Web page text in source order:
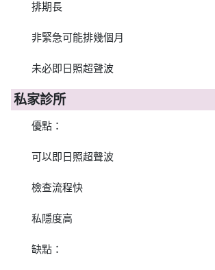
排期長
非緊急可能排幾個月
未必即日照超聲波
私家診所
優點：
可以即日照超聲波
檢查流程快
私隱度高
缺點：